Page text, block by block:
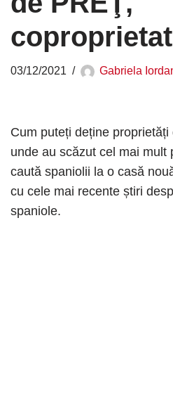
03/12/2021 Gabriela
Cum puteți deține
unde au scăzut cel mai mult
caută spaniolii la o casă
cu cele mai recente știri
spaniole.